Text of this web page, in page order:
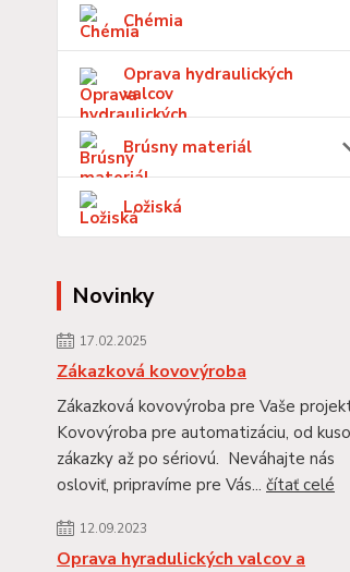
Chémia
Oprava hydraulických
valcov
Brúsny materiál
Ložiská
Novinky
17.02.2025
Zákazková kovovýroba
Zákazková kovovýroba pre Vaše
Kovovýroba pre automatizáciu, od
zákazky až po sériovú. Neváhajte nás
osloviť, pripravíme pre Vás... čítať celé
12.09.2023
Oprava hyradulických valcov a